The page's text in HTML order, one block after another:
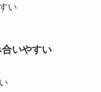
い
いやすい